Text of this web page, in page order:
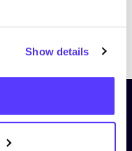
Show details
lettre
informé !